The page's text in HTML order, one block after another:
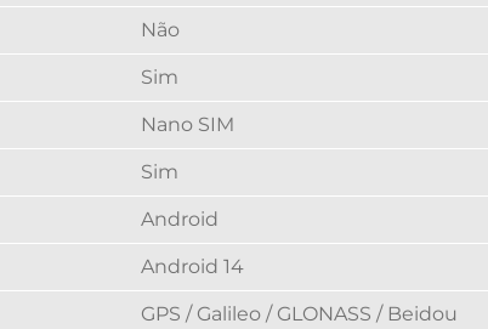
Não
Sim
Nano SIM
Sim
Android
Android 14
GPS / Galileo / GLONASS / Beidou